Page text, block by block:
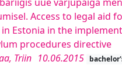
Access to legal aid
in Estonia in the
procedures directive
Triin 10.06.2015